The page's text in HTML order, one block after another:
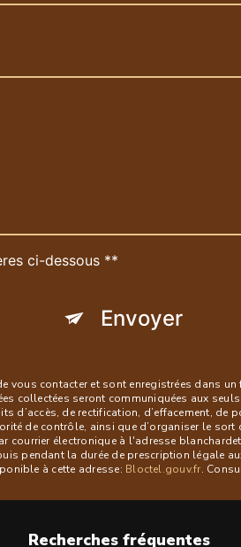
ci-dessous **
Envoyer
contacter et sont enregistrées dans
collectées seront communiquées aux
d’accès, de rectification, d’effacement,
de contrôle, ainsi que d’organiser le
courrier électronique à l'adresse
pendant la durée de prescription légale
à cette adresse: Bloctel.gouv.fr.
Recherches fréquentes